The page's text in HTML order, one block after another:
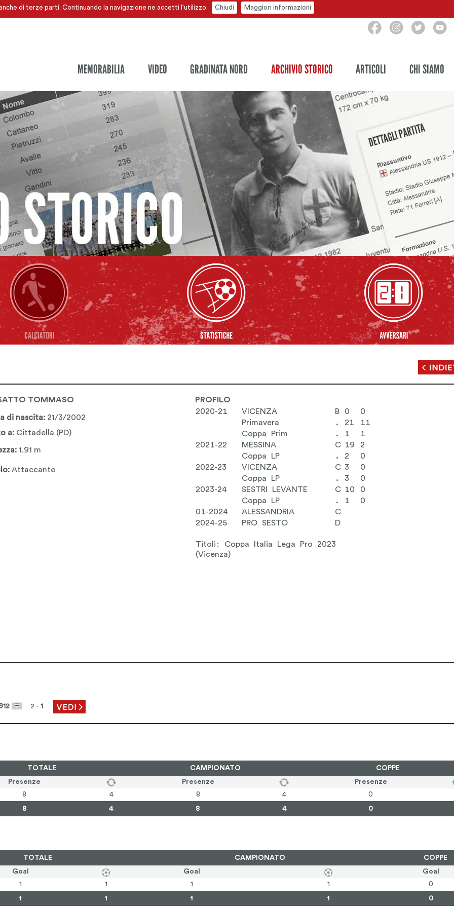
di terze parti. Continuando la navigazione ne accetti l'utilizzo. Chiudi Maggiori informazioni
MEMORABILIA VIDEO GRADINATA NORD ARCHIVIO STORICO ARTICOLI CHI SIAMO
TOMMASO
di nascita: 21/3/2002
a: Cittadella (PD)
1.91 m
Attaccante
PROFILO
2020-21
VICENZA B 0
0
Primavera
. 21
11
Coppa Prim
. 1
1
2021-22
MESSINA C 19
2
Coppa LP
. 2
0
2022-23
VICENZA C 3
0
Coppa LP
. 3
0
2023-24
SESTRI LEVANTE C 10
0
Coppa LP
. 1
0
01-2024
ALESSANDRIA
C
2024-25
PRO SESTO D
Titoli: Coppa Italia Lega Pro 2023
(Vicenza)
2 - 1
TOTALE CAMPIONATO
COPPE
Presenze
Presenze
Presenze
8
4 8 4
0
8
4 8 4 0
TOTALE CAMPIONATO
COPPE
Goal
Goal
Goal
1
1 1 1
0
1
1 1 1 0